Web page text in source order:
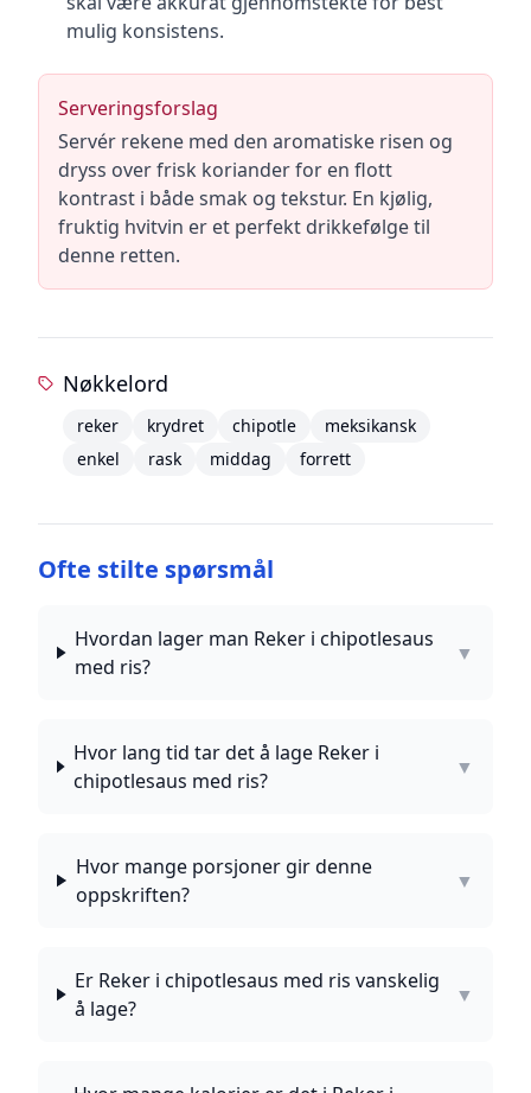
mulig konsistens.
Serveringsforslag
Servér rekene med den aromatiske risen og
dryss over frisk koriander for en flott
kontrast i både smak og tekstur. En kjølig,
fruktig hvitvin er et perfekt drikkefølge til
denne retten.
Nøkkelord
reker krydret chipotle
meksikansk
enkel
rask middag forrett
Ofte stilte spørsmål
Hvordan lager man Reker i chipotlesaus
med ris?
▼
Hvor lang tid tar det å lage Reker i
chipotlesaus med ris?
▼
Hvor mange porsjoner gir denne
oppskriften?
▼
Er Reker i chipotlesaus med ris vanskelig
å lage?
▼